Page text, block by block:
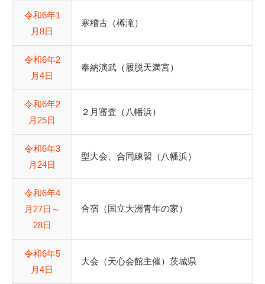
令和6年1
月8日
寒稽古（樽滝）
令和6年2
月4日
奉納演武（履脱天満宮）
令和6年2
月25日
２月審査（八幡浜）
令和6年3
月24日
型大会、合同練習（八幡浜）
令和6年4
月27日～
28日
合宿（国立大洲青年の家）
令和6年5
月4日
大会（天心会館主催）茨城県